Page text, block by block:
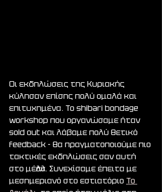
Οι εκδηλώσεις της Κυριακής
κύλησαν επίσης πολύ ομαλά και
επιτυχημένα. Το shibari bondage
workshop που οργανώσαμε ήταν
sold out και λάβαμε πολύ θετικό
feedback - θα πραγματοποιούμε πιο
τακτικές εκδηλώσεις σαν αυτή
στο μέλλον. Συνεχίσαμε έπειτα με
μεσημεριανό στο εστιατόριο Το